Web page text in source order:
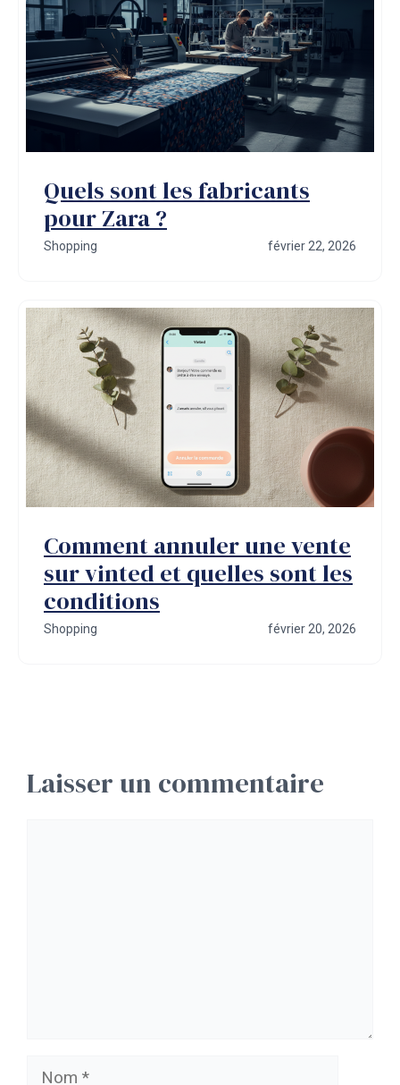
Quels sont les fabricants
pour Zara ?
Shopping février 22, 2026
Comment annuler une vente
sur vinted et quelles sont les
conditions
Shopping février 20, 2026
Laisser un commentaire
Nom